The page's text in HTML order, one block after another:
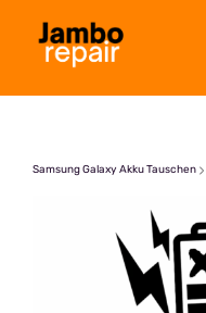
Inhalt
Samsung Galaxy Akku Tauschen